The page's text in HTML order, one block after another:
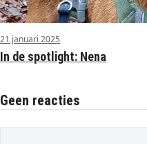
21 januari 2025
In de spotlight: Nena
Geen reacties